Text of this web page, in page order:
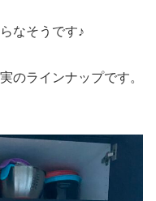
なそうです♪
のラインナップです。